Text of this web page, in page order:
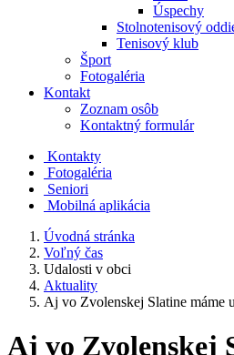
Úspechy
Stolnotenisový
Tenisový klub
Šport
Fotogaléria
Kontakt
Zoznam osôb
Kontaktný formulár
Kontakty
Fotogaléria
Seniori
Mobilná aplikácia
Úvodná stránka
Voľný čas
Udalosti v obci
Aktuality
Aj vo Zvolenskej Slatine máme
Aj vo Zvolenskej